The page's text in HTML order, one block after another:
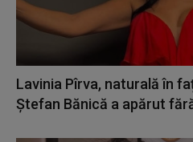
Lavinia Pîrva, naturală în
Ștefan Bănică a apărut